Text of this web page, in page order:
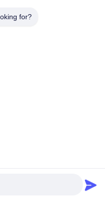
a piacimento in base
for?